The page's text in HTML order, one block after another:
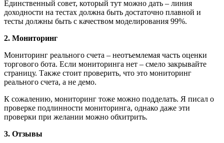
Единственный совет, который тут можно дать – линия
доходности на тестах должна быть достаточно плавной и
тесты должны быть с качеством моделирования 99%.
2. Мониторинг
Мониторинг реального счета – неотъемлемая часть оценки
торгового бота. Если мониторинга нет – смело закрывайте
страницу. Также стоит проверить, что это мониторинг
реального счета, а не демо.
К сожалению, мониторинг тоже можно подделать. Я писал о
проверке подлинности мониторинга, однако даже эти
проверки при желании можно обхитрить.
3. Отзывы